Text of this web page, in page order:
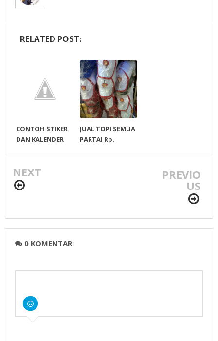
RELATED POST:
CONTOH STIKER
DAN KALENDER
JUAL TOPI SEMUA
PARTAI Rp.
NEXT PREVIO
US
0 KOMENTAR: